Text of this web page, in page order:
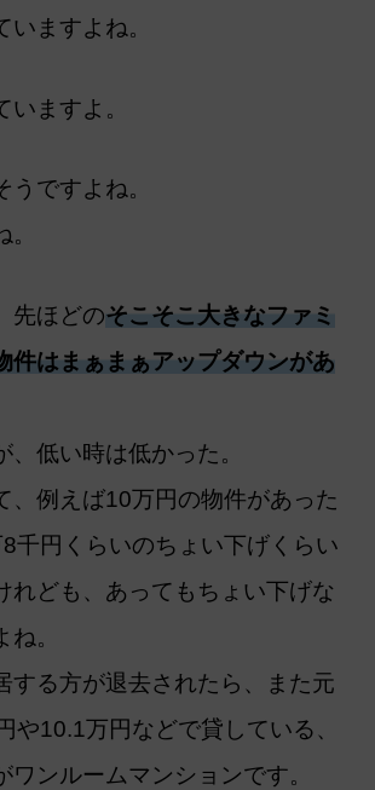
いますよね。
いますよ。
うですよね。
先ほどのそこそこ大きなファミ
件はまぁまぁアップダウンがあ
、低い時は低かった。
、例えば10万円の物件があった
千円くらいのちょい下げくらい
れども、あってもちょい下げな
。
する方が退去されたら、また元
や10.1万円などで貸している、
ワンルームマンションです。